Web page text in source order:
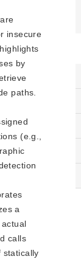
insecure
by
paths.
(e.g.,
a
calls
statically